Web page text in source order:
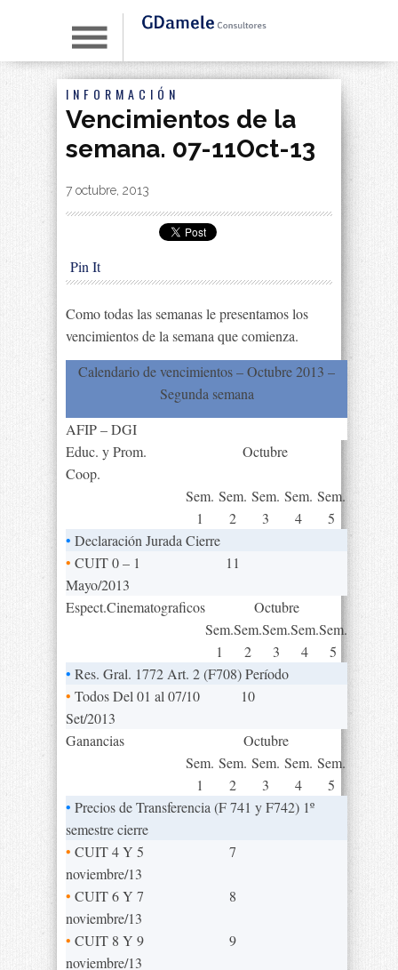
INFORMACIÓN
Vencimientos de la
semana. 07-11Oct-13
By|
7 octubre, 2013
Pin It
Como todas las semanas le presentamos los
vencimientos de la semana que comienza.
Calendario de vencimientos – Octubre 2013 –
Segunda semana
AFIP – DGI
Educ. y Prom.
Coop.
Octubre
Sem.
1
Sem.
2
Sem.
3
Sem.
4
Sem.
5
• Declaración Jurada Cierre
• CUIT 0 – 1
Mayo/2013
11
Espect.Cinematograficos
Octubre
Sem.
1
Sem.
2
Sem.
3
Sem.
4
Sem.
5
• Res. Gral. 1772 Art. 2 (F708) Período
• Todos Del 01 al 07/10
Set/2013
10
Ganancias
Octubre
Sem.
1
Sem.
2
Sem.
3
Sem.
4
Sem.
5
• Precios de Transferencia (F 741 y F742) 1º
semestre cierre
• CUIT 4 Y 5
noviembre/13
7
• CUIT 6 Y 7
noviembre/13
8
• CUIT 8 Y 9
noviembre/13
9